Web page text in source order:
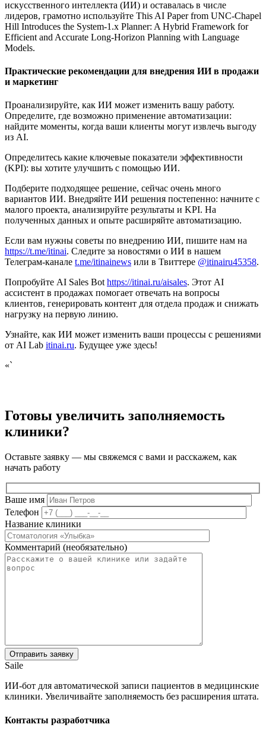
искусственного интеллекта (ИИ) и оставалась в числе
лидеров, грамотно используйте This AI Paper from UNC-Chapel
Hill Introduces the System-1.x Planner: A Hybrid Framework for
Efficient and Accurate Long-Horizon Planning with Language
Models.
Практические рекомендации для внедрения ИИ в продажи
и маркетинг
Проанализируйте, как ИИ может изменить вашу работу.
Определите, где возможно применение автоматизации:
найдите моменты, когда ваши клиенты могут извлечь выгоду
из AI.
Определитесь какие ключевые показатели эффективности
(KPI): вы хотите улучшить с помощью ИИ.
Подберите подходящее решение, сейчас очень много
вариантов ИИ. Внедряйте ИИ решения постепенно: начните с
малого проекта, анализируйте результаты и KPI. На
полученных данных и опыте расширяйте автоматизацию.
Если вам нужны советы по внедрению ИИ, пишите нам на
https://t.me/itinai. Следите за новостями о ИИ в нашем
Телеграм-канале t.me/itinainews или в Твиттере @itinairu45358.
Попробуйте AI Sales Bot https://itinai.ru/aisales. Этот AI
ассистент в продажах помогает отвечать на вопросы
клиентов, генерировать контент для отдела продаж и снижать
нагрузку на первую линию.
Узнайте, как ИИ может изменить ваши процессы с решениями
от AI Lab itinai.ru. Будущее уже здесь!
«`
Готовы увеличить заполняемость
клиники?
Оставьте заявку — мы свяжемся с вами и расскажем, как
начать работу
Ваше имя
Телефон
Название клиники
Комментарий (необязательно)
Saile
ИИ-бот для автоматической записи пациентов в медицинские
клиники. Увеличивайте заполняемость без расширения штата.
Контакты разработчика